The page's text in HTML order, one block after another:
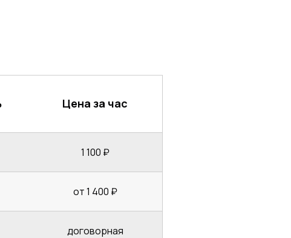
Цена за час
1 100 ₽
от 1 400 ₽
договорная